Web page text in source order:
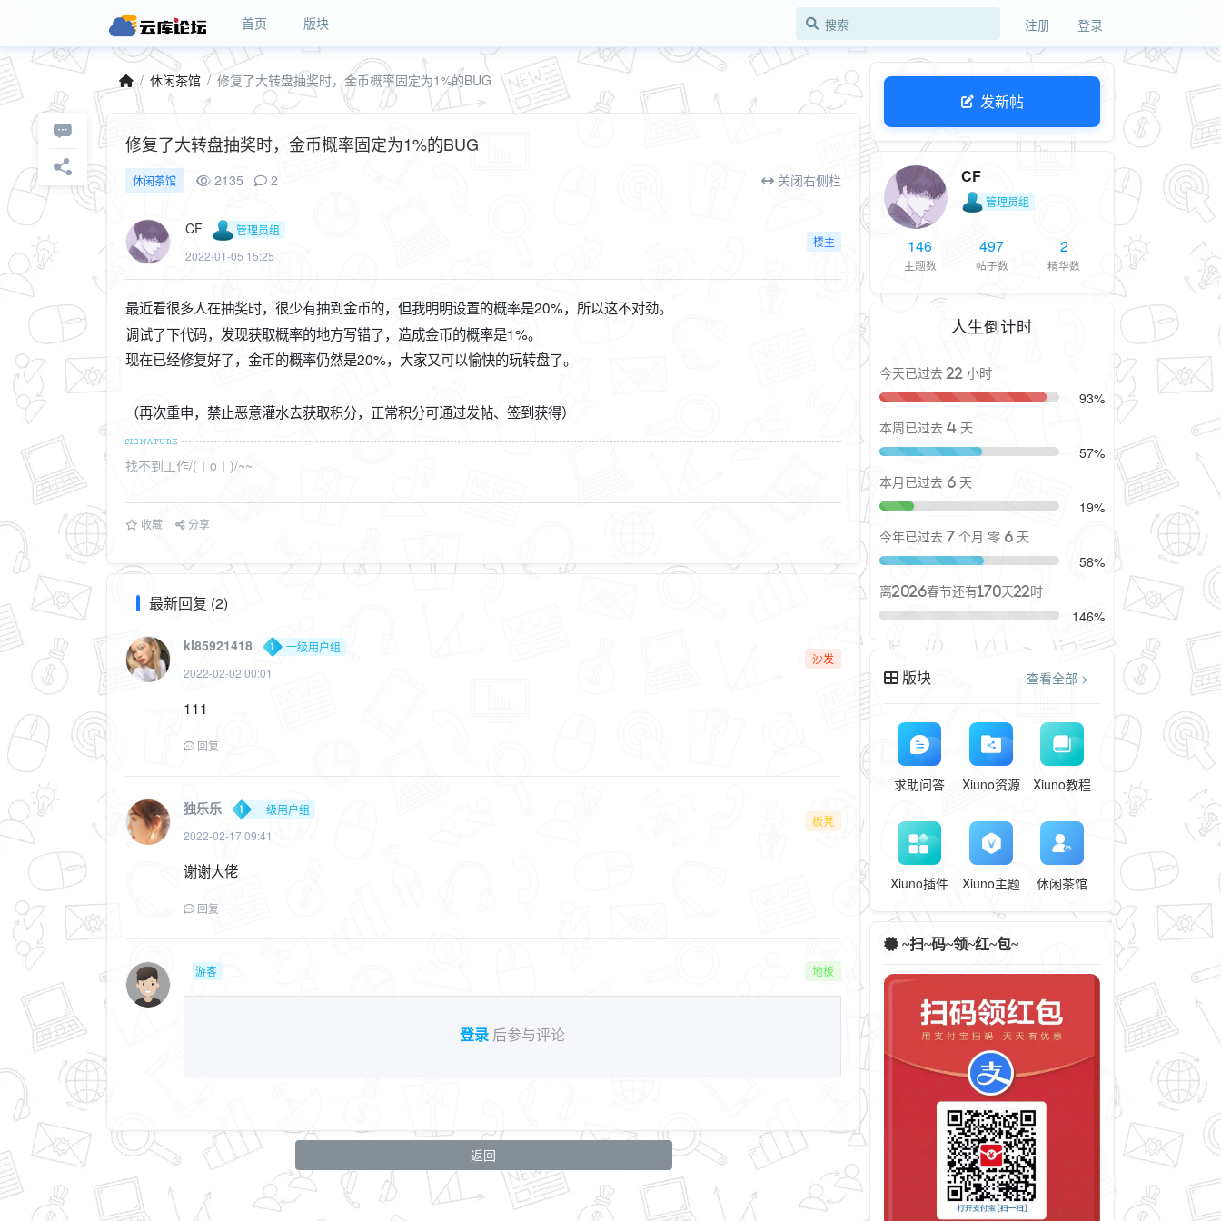
首页 版块 注册 登录
休闲茶馆 修复了大转盘抽奖时，金币概率固定为1%的BUG
修复了大转盘抽奖时，金币概率固定为1%的BUG
休闲茶馆 2135 2 关闭右侧栏
CF
管理员组
2022-01-05 15:25
楼主
最近看很多人在抽奖时，很少有抽到金币的，但我明明设置的概率是20%，所以这不对劲。
调试了下代码，发现获取概率的地方写错了，造成金币的概率是1%。
现在已经修复好了，金币的概率仍然是20%，大家又可以愉快的玩转盘了。
（再次重申，禁止恶意灌水去获取积分，正常积分可通过发帖、签到获得）
找不到工作/(ㄒoㄒ)/~~
收藏 分享
最新回复 (2)
kl85921418
一级用户组
2022-02-02 00:01
沙发
111
回复
独乐乐
一级用户组
2022-02-17 09:41
板凳
谢谢大佬
回复
游客 地板
登录 后参与评论
返回
发新帖
CF
管理员组
146
主题数
497
帖子数
2
精华数
人生倒计时
今天已过去 22 小时
93%
本周已过去 4 天
57%
本月已过去 6 天
19%
今年已过去 7 个月 零 6 天
58%
离2026春节还有170天22时
146%
版块 查看全部 >
求助问答 Xiuno资源 Xiuno教程
Xiuno插件 Xiuno主题 休闲茶馆
~扫~码~领~红~包~